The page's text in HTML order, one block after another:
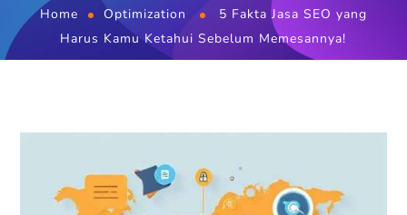
Home Optimization
5 Fakta Jasa SEO yang
Harus Kamu Ketahui Sebelum Memesannya!